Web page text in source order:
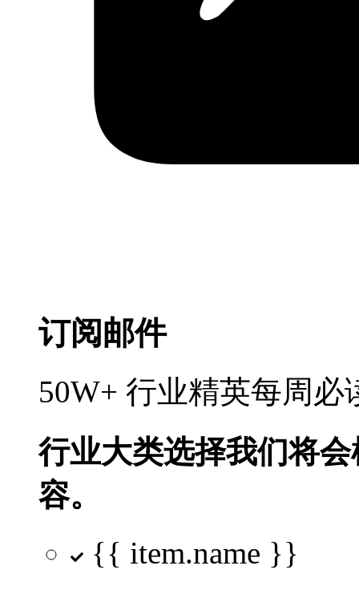
订阅邮件
50W+ 行业精英每周
行业大类选择我们将
容。
{{ item.name }}